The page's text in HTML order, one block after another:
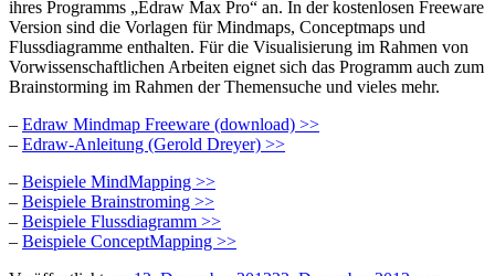
ihres Programms „Edraw Max Pro“ an. In der kostenlosen Freeware
Version sind die Vorlagen für Mindmaps, Conceptmaps und
Flussdiagramme enthalten. Für die Visualisierung im Rahmen von
Vorwissenschaftlichen Arbeiten eignet sich das Programm auch zum
Brainstorming im Rahmen der Themensuche und vieles mehr.
– Edraw Mindmap Freeware (download) >>
– Edraw-Anleitung (Gerold Dreyer) >>
– Beispiele MindMapping >>
– Beispiele Brainstroming >>
– Beispiele Flussdiagramm >>
– Beispiele ConceptMapping >>